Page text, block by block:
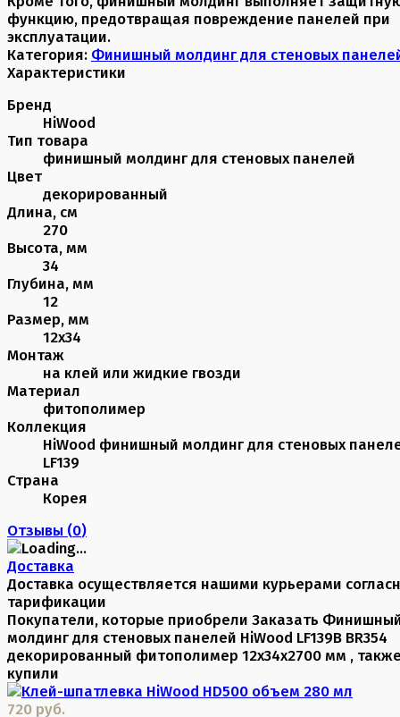
функцию, предотвращая повреждение панелей при
эксплуатации.
Категория: Финишный молдинг для стеновых
Характеристики
Бренд
HiWood
Тип товара
финишный молдинг для стеновых панелей
Цвет
декорированный
Длина, см
270
Высота, мм
34
Глубина, мм
12
Размер, мм
12х34
Монтаж
на клей или жидкие гвозди
Материал
фитополимер
Коллекция
HiWood финишный молдинг для стеновых
LF139
Страна
Корея
Отзывы (0)
Доставка
Доставка осуществляется нашими курьерами
тарификации
Покупатели, которые приобрели Заказать
молдинг для стеновых панелей HiWood LF139B BR354
декорированный фитополимер 12х34х2700 мм ,
купили
720 руб.